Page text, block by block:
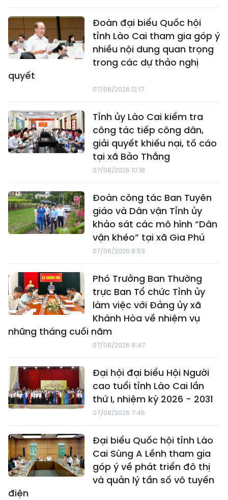
Đoàn đại biểu Quốc hội
tỉnh Lào Cai tham gia góp ý
nhiều nội dung quan trọng
trong các dự thảo nghị
quyết
07/08/2026 12:17
Tỉnh ủy Lào Cai kiểm tra
công tác tiếp công dân,
giải quyết khiếu nại, tố cáo
tại xã Bảo Thắng
07/08/2026 10:18
Đoàn công tác Ban Tuyên
giáo và Dân vận Tỉnh ủy
khảo sát các mô hình “Dân
vận khéo” tại xã Gia Phú
07/08/2026 8:53
Phó Trưởng Ban Thường
trực Ban Tổ chức Tỉnh ủy
làm việc với Đảng ủy xã
Khánh Hòa về nhiệm vụ
những tháng cuối năm
07/08/2026 8:47
Đại hội đại biểu Hội Người
cao tuổi tỉnh Lào Cai lần
thứ I, nhiệm kỳ 2026 - 2031
07/08/2026 7:45
Đại biểu Quốc hội tỉnh Lào
Cai Sùng A Lềnh tham gia
góp ý về phát triển đô thị
và quản lý tần số vô tuyến
điện